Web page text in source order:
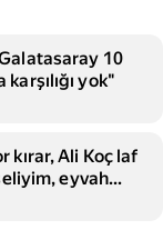
10
yok"
Ali Koç laf
eyvah